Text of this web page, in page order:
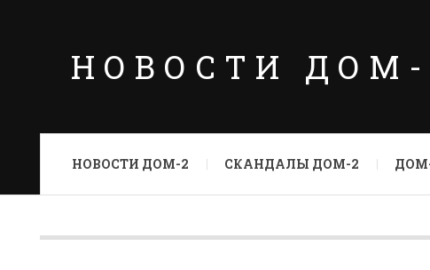
НОВОСТИ ДОМ-
НОВОСТИ ДОМ-2 СКАНДАЛЫ ДОМ-2